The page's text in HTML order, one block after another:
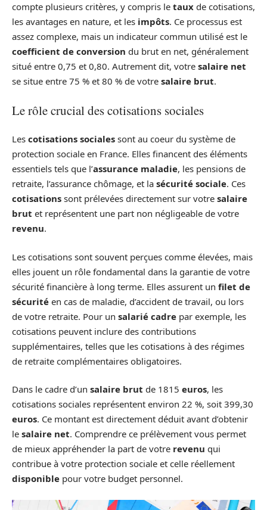
compte plusieurs critères, y compris le taux de cotisations,
les avantages en nature, et les impôts. Ce processus est
assez complexe, mais un indicateur commun utilisé est le
coefficient de conversion du brut en net, généralement
situé entre 0,75 et 0,80. Autrement dit, votre salaire net
se situe entre 75 % et 80 % de votre salaire brut.
Le rôle crucial des cotisations sociales
Les cotisations sociales sont au coeur du système de
protection sociale en France. Elles financent des éléments
essentiels tels que l’assurance maladie, les pensions de
retraite, l’assurance chômage, et la sécurité sociale. Ces
cotisations sont prélevées directement sur votre salaire
brut et représentent une part non négligeable de votre
revenu.
Les cotisations sont souvent perçues comme élevées, mais
elles jouent un rôle fondamental dans la garantie de votre
sécurité financière à long terme. Elles assurent un filet de
sécurité en cas de maladie, d’accident de travail, ou lors
de votre retraite. Pour un salarié cadre par exemple, les
cotisations peuvent inclure des contributions
supplémentaires, telles que les cotisations à des régimes
de retraite complémentaires obligatoires.
Dans le cadre d’un salaire brut de 1815 euros, les
cotisations sociales représentent environ 22 %, soit 399,30
euros. Ce montant est directement déduit avant d’obtenir
le salaire net. Comprendre ce prélèvement vous permet
de mieux appréhender la part de votre revenu qui
contribue à votre protection sociale et celle réellement
disponible pour votre budget personnel.